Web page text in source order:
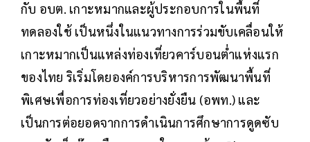
กับ อบต. เกาะหมากและผู้ประกอบการในพื้นที่
ทดลองใช้ เป็นหนึ่งในแนวทางการร่วมขับเคลื่อนให้
เกาะหมากเป็นแหล่งท่องเที่ยวคาร์บอนต่ำแห่งแรก
ของไทย ริเริ่มโดยองค์การบริหารการพัฒนาพื้นที่
พิเศษเพื่อการท่องเที่ยวอย่างยั่งยืน (อพท.) และ
เป็นการต่อยอดจากการดำเนินการศึกษาการดูดซับ